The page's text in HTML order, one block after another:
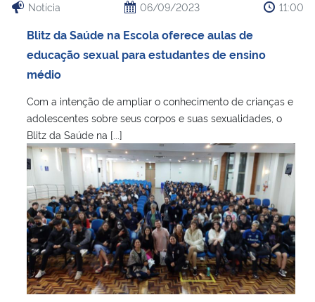
Notícia 06/09/2023 11:00
Blitz da Saúde na Escola oferece aulas de
educação sexual para estudantes de ensino
médio
Com a intenção de ampliar o conhecimento de crianças e
adolescentes sobre seus corpos e suas sexualidades, o
Blitz da Saúde na [...]